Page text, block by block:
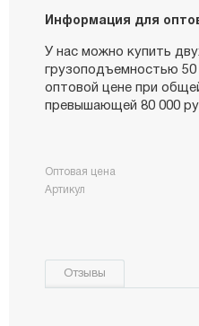
Информация для
У нас можно купить
грузоподъемностью 50
оптовой цене при
превышающей 80 000
Оптовая цена
Артикул
Отзывы